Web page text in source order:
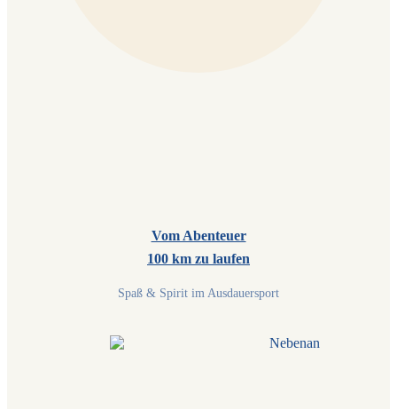
Vom Abenteuer
100 km zu laufen
Spaß & Spirit im Ausdauersport